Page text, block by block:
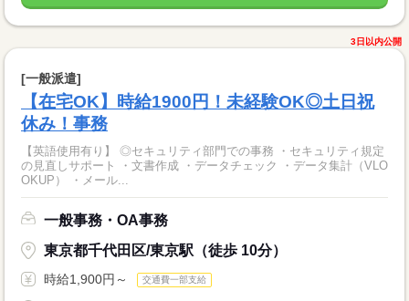
3日以内公開
[一般派遣]
【在宅OK】時給1900円！未経験OK◎土日祝
休み！事務
【英語使用有り】 ◎セキュリティ部門での事務 ・セキュリティ規定
の見直しサポート ・文書作成 ・データチェック ・データ集計（VLO
OKUP） ・メール...
一般事務・OA事務
東京都千代田区/東京駅（徒歩 10分）
時給1,900円～ 交通費一部支給